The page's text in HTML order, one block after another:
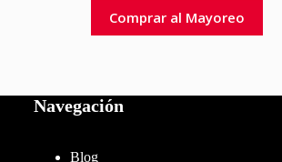
Comprar al Mayoreo
Navegación
Blog